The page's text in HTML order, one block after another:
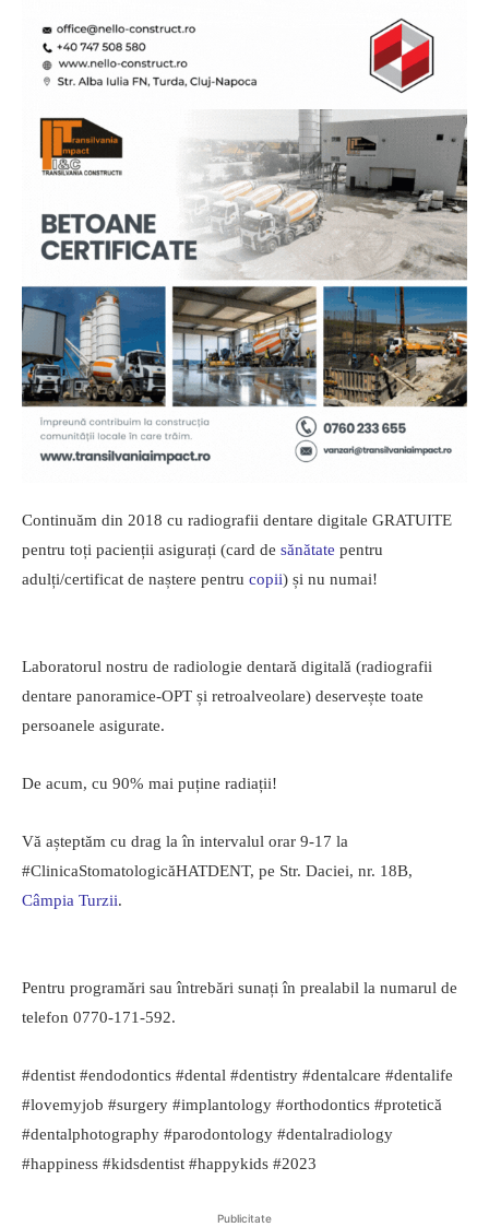
Continuăm din 2018 cu radiografii dentare digitale GRATUITE
pentru toți pacienții asigurați (card de sănătate pentru
adulți/certificat de naștere pentru copii) și nu numai!
Laboratorul nostru de radiologie dentară digitală (radiografii
dentare panoramice-OPT și retroalveolare) deservește toate
persoanele asigurate.
De acum, cu 90% mai puține radiații!
Vă așteptăm cu drag la în intervalul orar 9-17 la
#ClinicaStomatologicăHATDENT, pe Str. Daciei, nr. 18B,
Câmpia Turzii.
Pentru programări sau întrebări sunați în prealabil la numarul de
telefon 0770-171-592.
#dentist #endodontics #dental #dentistry #dentalcare #dentalife
#lovemyjob #surgery #implantology #orthodontics #protetică
#dentalphotography #parodontology #dentalradiology
#happiness #kidsdentist #happykids #2023
Publicitate